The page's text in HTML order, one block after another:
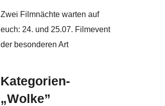
Zwei Filmnächte warten auf
euch: 24. und 25.07. Filmevent
der besonderen Art
Kategorien-
„Wolke”